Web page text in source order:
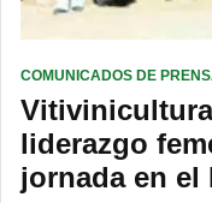
COMUNICADOS DE
liderazgo
jornada en el